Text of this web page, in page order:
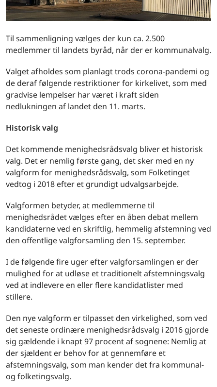
Til sammenligning vælges der kun ca. 2.500
medlemmer til landets byråd, når der er kommunalvalg.
Valget afholdes som planlagt trods corona-pandemi og
de deraf følgende restriktioner for kirkelivet, som med
gradvise lempelser har været i kraft siden
nedlukningen af landet den 11. marts.
Historisk valg
Det kommende menighedsrådsvalg bliver et historisk
valg. Det er nemlig første gang, det sker med en ny
valgform for menighedsrådsvalg, som Folketinget
vedtog i 2018 efter et grundigt udvalgsarbejde.
Valgformen betyder, at medlemmerne til
menighedsrådet vælges efter en åben debat mellem
kandidaterne ved en skriftlig, hemmelig afstemning ved
den offentlige valgforsamling den 15. september.
I de følgende fire uger efter valgforsamlingen er der
mulighed for at udløse et traditionelt afstemningsvalg
ved at indlevere en eller flere kandidatlister med
stillere.
Den nye valgform er tilpasset den virkelighed, som ved
det seneste ordinære menighedsrådsvalg i 2016 gjorde
sig gældende i knapt 97 procent af sognene: Nemlig at
der sjældent er behov for at gennemføre et
afstemningsvalg, som man kender det fra kommunal-
og folketingsvalg.